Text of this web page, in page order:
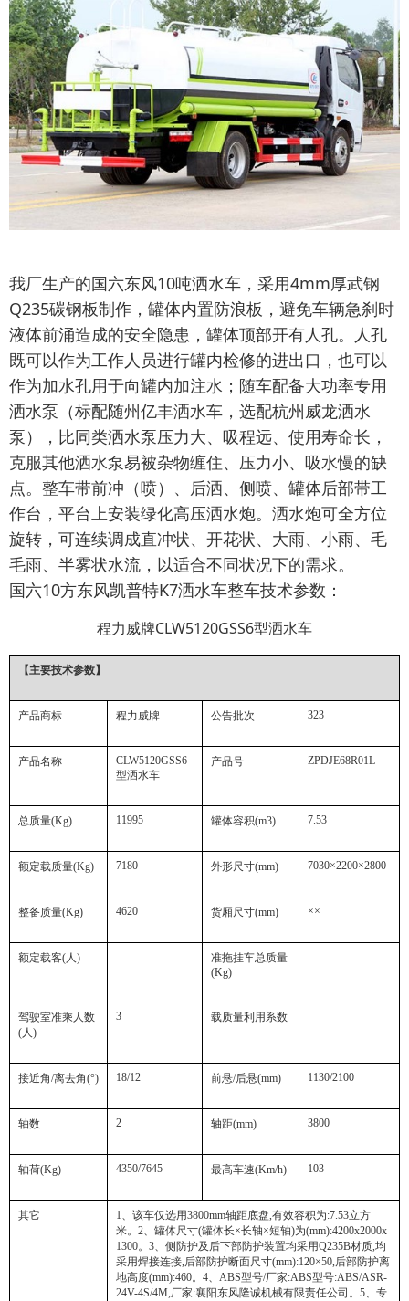
我厂生产的国六东风10吨洒水车，采用4mm厚武钢
Q235碳钢板制作，罐体内置防浪板，避免车辆急刹时
液体前涌造成的安全隐患，罐体顶部开有人孔。人孔
既可以作为工作人员进行罐内检修的进出口，也可以
作为加水孔用于向罐内加注水；随车配备大功率专用
洒水泵（标配随州亿丰洒水车，选配杭州威龙洒水
泵），比同类洒水泵压力大、吸程远、使用寿命长，
克服其他洒水泵易被杂物缠住、压力小、吸水慢的缺
点。整车带前冲（喷）、后洒、侧喷、罐体后部带工
作台，平台上安装绿化高压洒水炮。洒水炮可全方位
旋转，可连续调成直冲状、开花状、大雨、小雨、毛
毛雨、半雾状水流，以适合不同状况下的需求。
国六10方东风凯普特K7洒水车整车技术参数：
程力威牌CLW5120GSS6型洒水车
【主要技术参数】
产品商标 程力威牌 公告批次 323
产品名称
CLW5120GSS6
型洒水车
产品号 ZPDJE68R01L
总质量(Kg) 11995 罐体容积(m3) 7.53
额定载质量(Kg) 7180 外形尺寸(mm) 7030×2200×2800
整备质量(Kg) 4620 货厢尺寸(mm) ××
额定载客(人)
准拖挂车总质量
(Kg)
驾驶室准乘人数
(人)
3 载质量利用系数
接近角/离去角(°) 18/12 前悬/后悬(mm) 1130/2100
轴数 2 轴距(mm) 3800
轴荷(Kg) 4350/7645 最高车速(Km/h) 103
其它 1、该车仅选用3800mm轴距底盘,有效容积为:7.53立方
米。 2、罐体尺寸(罐体长×长轴×短轴)为(mm):4200x2000x
1300。 3、侧防护及后下部防护装置均采用Q235B材质,均
采用焊接连接,后部防护断面尺寸(mm):120×50,后部防护离
地高度(mm):460。 4、 ABS型号/厂家:ABS型号:ABS/ASR-
24V-4S/4M,厂家:襄阳东风隆诚机械有限责任公司。 5、专